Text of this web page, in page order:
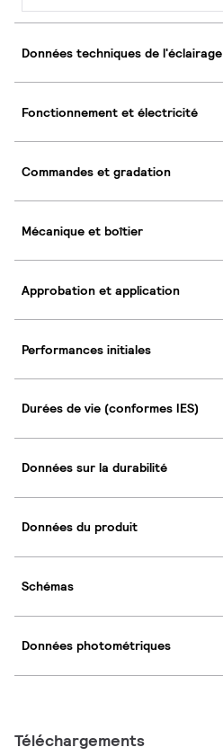
Données techniques de l'éclairage
Fonctionnement et électricité
Commandes et gradation
Mécanique et boîtier
Approbation et application
Performances initiales
Durées de vie (conformes IES)
Données sur la durabilité
Données du produit
Schémas
Données photométriques
Téléchargements